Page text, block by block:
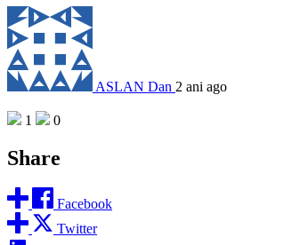
ASLAN Dan 2 ani ago
1 0
Share
Facebook
Twitter